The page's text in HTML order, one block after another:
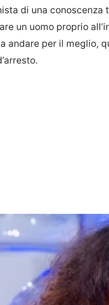
di una conoscenza
un uomo proprio
andare per il meglio,